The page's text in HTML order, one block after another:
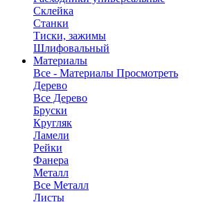
Склейка
Станки
Тиски, зажимы
Шлифовальный
Материалы
Все - Материалы Просмотреть
Дерево
Все Дерево
Бруски
Кругляк
Ламели
Рейки
Фанера
Металл
Все Металл
Листы